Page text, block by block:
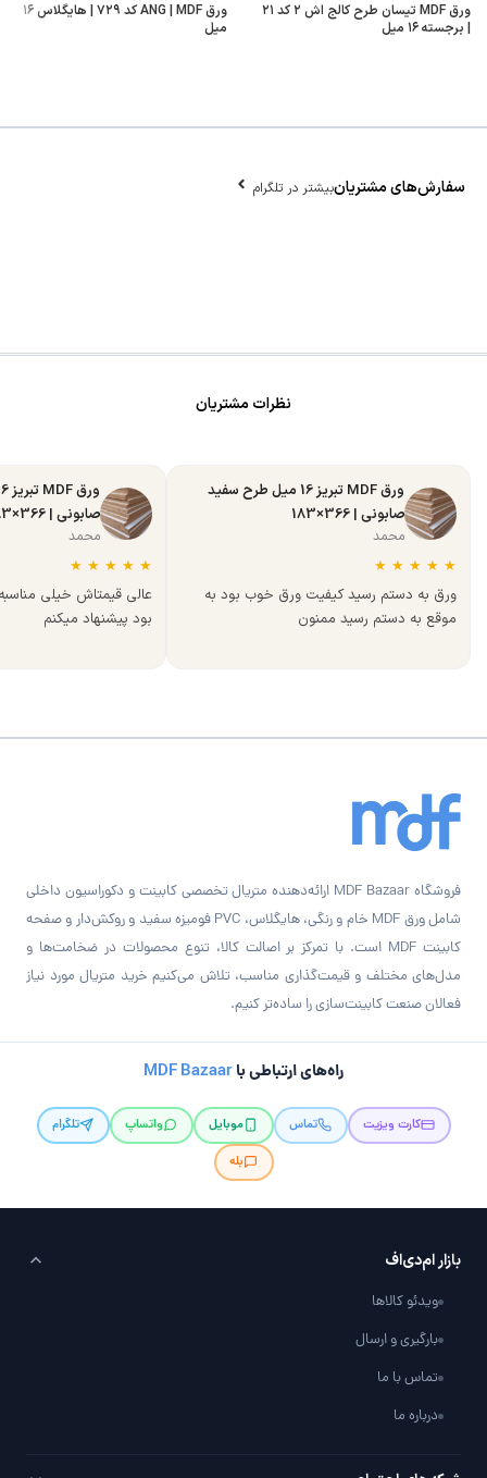
ورق MDF تیسان طرح کالج اش ۲ کد ۲۱
| برجسته ۱۶ میل
ورق ANG | MDF کد ۷۲۹ | هایگلاس ۱۶
میل
سفارش‌های مشتریانبیشتر در تلگرام
نظرات مشتریان
ورق MDF تبریز 16 میل طرح سفید
صابونی | 366×183
محمد
★
★
★
★
★
ورق به دستم رسید کیفیت ورق خوب بود به
موقع به دستم رسید ممنون
صابونی | 366×183
محمد
★
★
★
★
★
عالی قیمتاش خیلی
بود پیشنهاد میکنم
فروشگاه MDF Bazaar ارائه‌دهنده متریال تخصصی کابینت و دکوراسیون داخلی
شامل ورق MDF خام و رنگی، هایگلاس، PVC فومیزه سفید و روکش‌دار و صفحه
کابینت MDF است. با تمرکز بر اصالت کالا، تنوع محصولات در ضخامت‌ها و
مدل‌های مختلف و قیمت‌گذاری مناسب، تلاش می‌کنیم خرید متریال مورد نیاز
فعالان صنعت کابینت‌سازی را ساده‌تر کنیم.
راه‌های ارتباطی باMDF Bazaar
کارت ویزیت تماس موبایل واتساپ
تلگرام
بله
بازار ام‌دی‌اف
ویدئو کالاها
بارگیری و ارسال
تماس با ما
درباره ما